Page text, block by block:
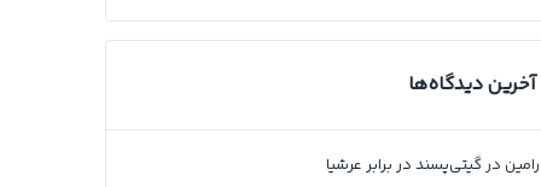
آخرین دیدگاه‌ها
رامیندرگیتی‌پسند در برابر عرشیا